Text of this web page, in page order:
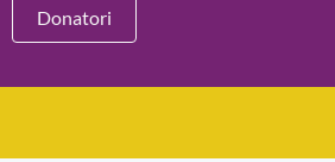
Donatori